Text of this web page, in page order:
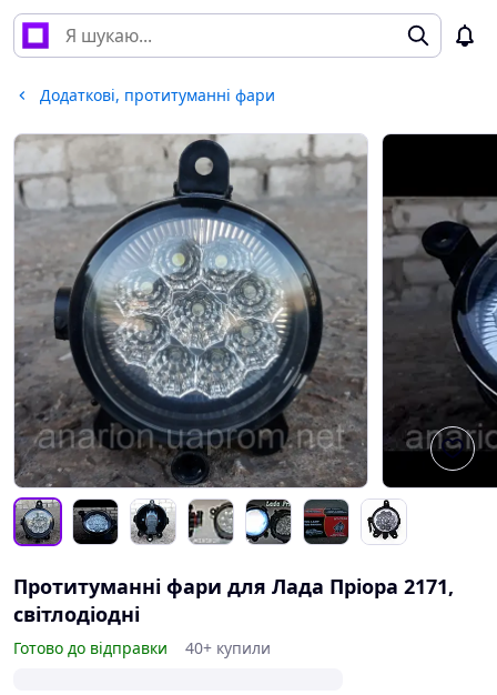
Додаткові, протитуманні фари
Протитуманні фари для Лада Пріора 2171,
світлодіодні
Готово до відправки 40+ купили